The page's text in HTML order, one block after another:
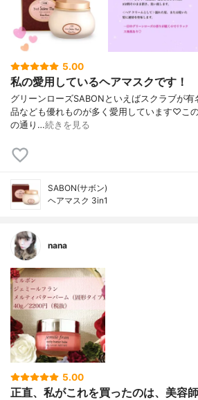
5.00
私の愛用しているヘアマスクです！
グリーンローズSABONといえばスクラブが
品なども優れものが多く愛用しています♡こ
の通り…続きを見る
SABON(サボン)
ヘアマスク 3in1
nana
5.00
正直、私がこれを買ったのは、美容